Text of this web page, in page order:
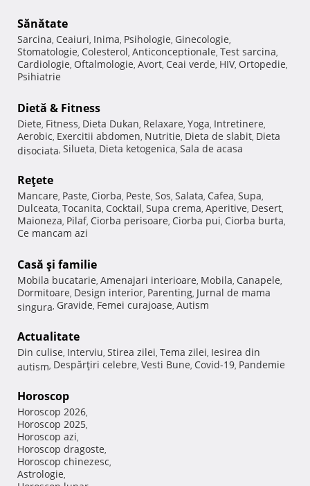
Sănătate
Sarcina, Ceaiuri, Inima, Psihologie, Ginecologie,
Stomatologie, Colesterol, Anticonceptionale, Test sarcina,
Cardiologie, Oftalmologie, Avort, Ceai verde, HIV, Ortopedie,
Psihiatrie
Dietă & Fitness
Diete, Fitness, Dieta Dukan, Relaxare, Yoga, Intretinere,
Aerobic, Exercitii abdomen, Nutritie, Dieta de slabit, Dieta
disociata, Silueta, Dieta ketogenica, Sala de acasa
Reţete
Mancare, Paste, Ciorba, Peste, Sos, Salata, Cafea, Supa,
Dulceata, Tocanita, Cocktail, Supa crema, Aperitive, Desert,
Maioneza, Pilaf, Ciorba perisoare, Ciorba pui, Ciorba burta,
Ce mancam azi
Casă şi familie
Mobila bucatarie, Amenajari interioare, Mobila, Canapele,
Dormitoare, Design interior, Parenting, Jurnal de mama
singura, Gravide, Femei curajoase, Autism
Actualitate
Din culise, Interviu, Stirea zilei, Tema zilei, Iesirea din
autism, Despărţiri celebre, Vesti Bune, Covid-19, Pandemie
Horoscop
Horoscop 2026,
Horoscop 2025,
Horoscop azi,
Horoscop dragoste,
Horoscop chinezesc,
Astrologie,